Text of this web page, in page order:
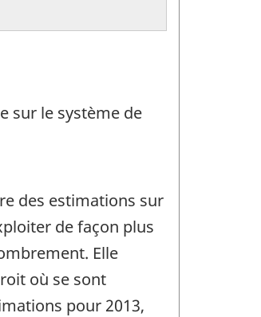
sur le système de
des estimations sur
de façon plus
Elle
où se sont
pour 2013,